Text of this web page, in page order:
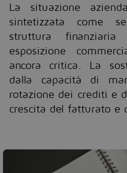
La situazione
sintetizzata come
struttura finanziaria
esposizione
ancora critica. La
dalla capacità di
rotazione dei crediti e
crescita del fatturato e